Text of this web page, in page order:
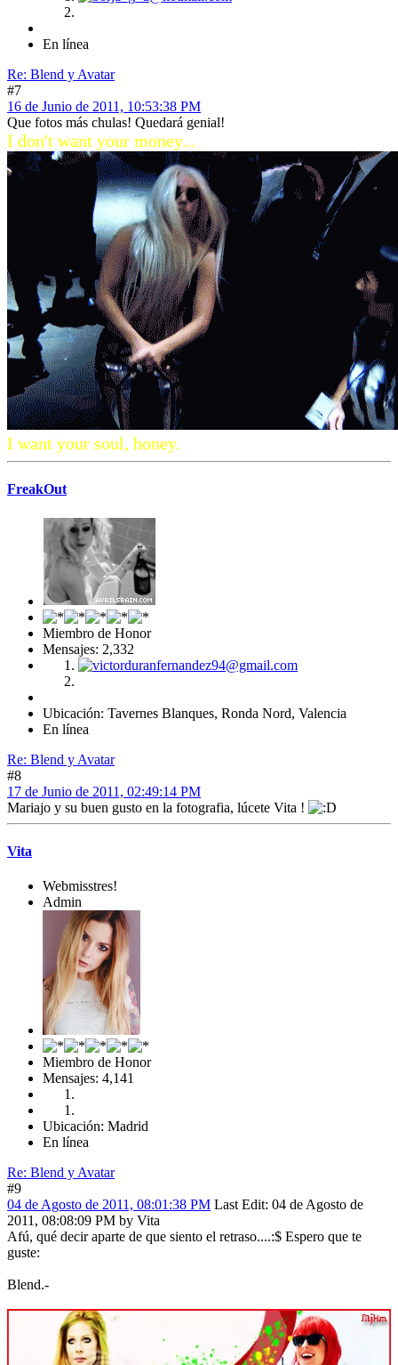
En línea
Re: Blend y Avatar
#7
16 de Junio de 2011, 10:53:38 PM
Que fotos más chulas! Quedará genial!
I don't want your money...
I want your soul, honey.
FreakOut
Miembro de Honor
Mensajes: 2,332
Ubicación: Tavernes Blanques, Ronda Nord, Valencia
En línea
Re: Blend y Avatar
#8
17 de Junio de 2011, 02:49:14 PM
Mariajo y su buen gusto en la fotografia, lúcete Vita !
Vita
Webmisstres!
Admin
Miembro de Honor
Mensajes: 4,141
Ubicación: Madrid
En línea
Re: Blend y Avatar
#9
04 de Agosto de 2011, 08:01:38 PM Last Edit: 04 de Agosto de
2011, 08:08:09 PM by Vita
Afú, qué decir aparte de que siento el retraso....:$ Espero que te
guste:
Blend.-